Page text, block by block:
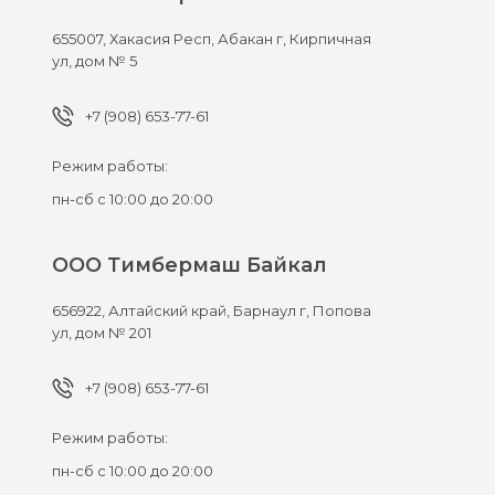
655007,Хакасия Респ, Абакан г, Кирпичная
ул, дом № 5
+7 (908) 653-77-61
Режим работы:
пн-сб с 10:00 до 20:00
ООО Тимбермаш Байкал
656922, Алтайский край, Барнаул г, Попова
ул, дом № 201
+7 (908) 653-77-61
Режим работы:
пн-сб с 10:00 до 20:00